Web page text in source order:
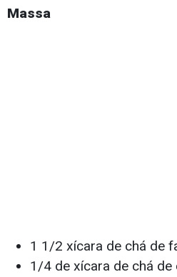
Massa
1 1/2 xícara de chá de
1/4 de xícara de chá de